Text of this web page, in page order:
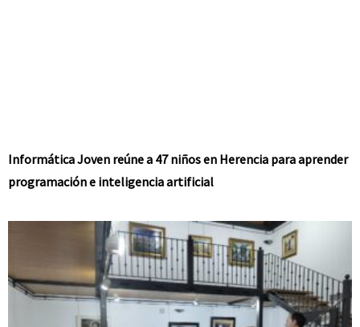
Informática Joven reúne a 47 niños en Herencia para aprender
programación e inteligencia artificial